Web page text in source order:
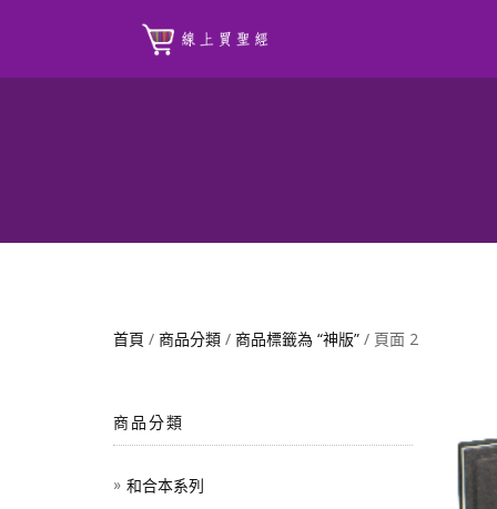
首頁 / 商品分類 / 商品標籤為 “神版” / 頁面 2
商品分類
和合本系列